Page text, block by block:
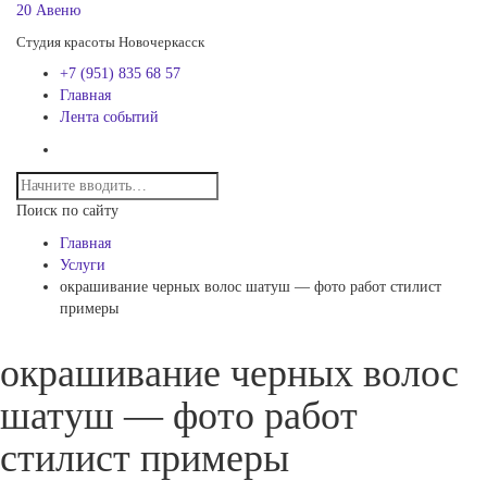
20 Авеню
Студия красоты Новочеркасск
+7 (951) 835 68 57
Главная
Лента событий
Поиск по сайту
Главная
Услуги
окрашивание черных волос шатуш — фото работ стилист
примеры
окрашивание черных волос
шатуш — фото работ
стилист примеры